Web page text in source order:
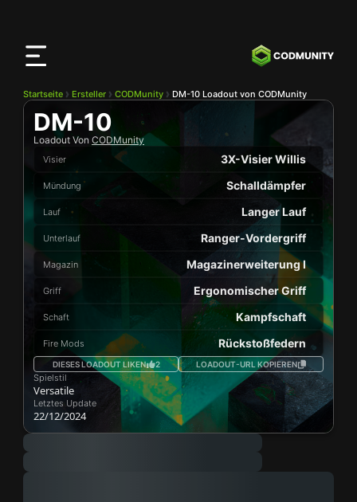
Startseite Ersteller CODMunity DM-10 Loadout von CODMunity
DM-10
Loadout Von CODMunity
Visier 3X-Visier Willis
Mündung Schalldämpfer
Lauf Langer Lauf
Unterlauf Ranger-Vordergriff
Magazin Magazinerweiterung I
Griff Ergonomischer Griff
Schaft Kampfschaft
Fire Mods Rückstoßfedern
DIESES LOADOUT LIKEN 2 LOADOUT-URL KOPIEREN
Spielstil
Versatile
Letztes Update
22/12/2024